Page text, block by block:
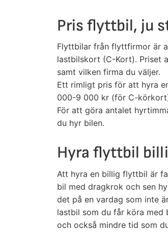
Pris flyttbil, ju
Flyttbilar från flyttfirmor är
lastbilskort (C-Kort). Priset
samt vilken firma du väljer.
Ett rimligt pris för att hyra
000-9 000 kr (för C-
För att göra antalet
du hyr bilen.
Hyra flyttbil
Att hyra en billig flyttbil är
bil med dragkrok och sen
det på en vardag som inte
lastbil som du får köra
och också mindre tid som